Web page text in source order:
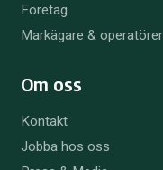
Företag
Markägare & operatörer
Om oss
Kontakt
Jobba hos oss